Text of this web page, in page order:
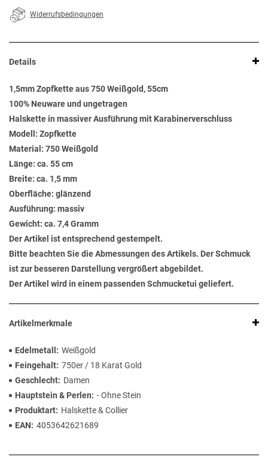
Widerrufsbedingungen
Details
1,5mm Zopfkette aus 750 Weißgold, 55cm
100% Neuware und ungetragen
Halskette in massiver Ausführung mit Karabinerverschluss
Modell: Zopfkette
Material: 750 Weißgold
Länge: ca. 55 cm
Breite: ca. 1,5 mm
Oberfläche: glänzend
Ausführung: massiv
Gewicht: ca. 7,4 Gramm
Der Artikel ist entsprechend gestempelt.
Bitte beachten Sie die Abmessungen des Artikels. Der Schmuck
ist zur besseren Darstellung vergrößert abgebildet.
Der Artikel wird in einem passenden Schmucketui geliefert.
Artikelmerkmale
Edelmetall
Weißgold
Feingehalt 750er / 18 Karat Gold
Geschlecht
Damen
Hauptstein & Perlen
- Ohne Stein
Produktart
Halskette & Collier
EAN
4053642621689